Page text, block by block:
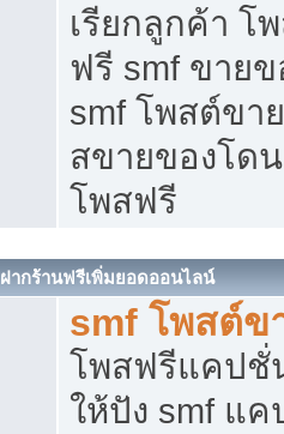
เรียกลูกค้า โ
ฟรี smf ขาย
smf โพสต์ขา
สขายของโด
โพสฟรี
ฝากร้านฟรีเพิ่มยอดออนไลน์
smf โพสต์ข
โพสฟรีแคปชั่
ให้ปัง smf แ